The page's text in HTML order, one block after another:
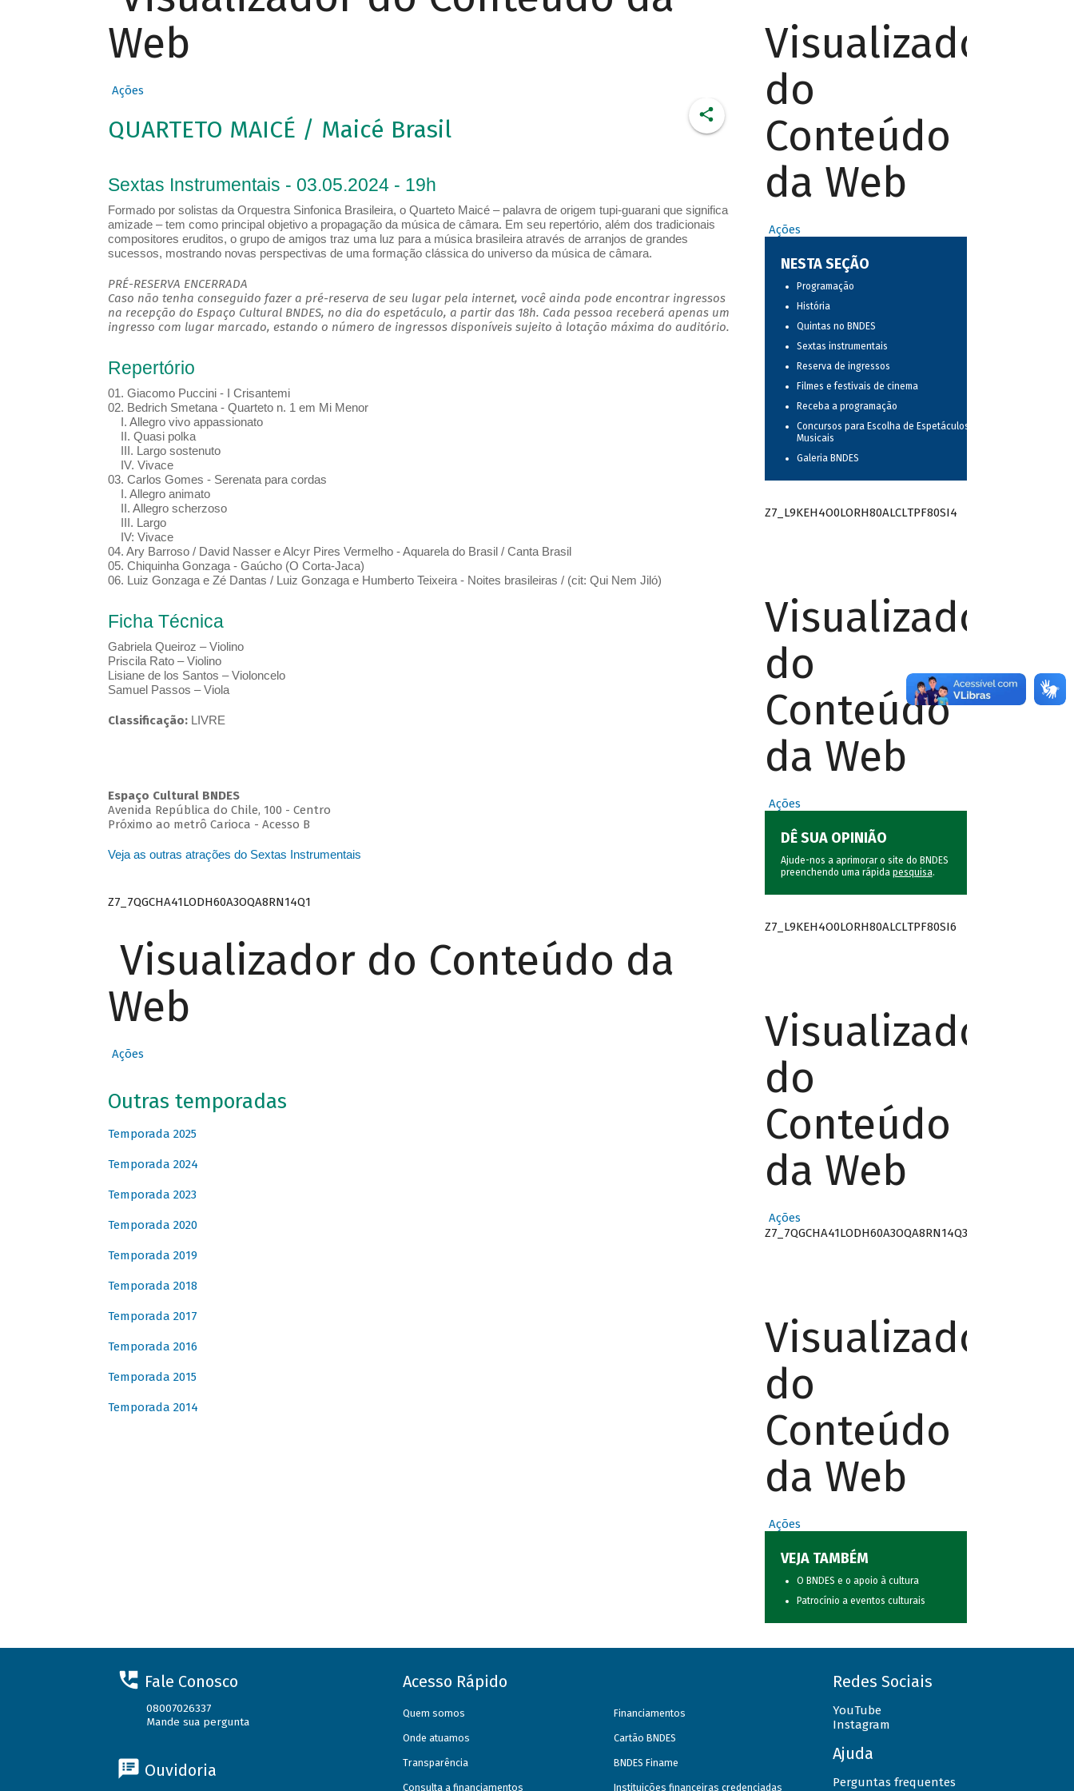
Web
Ações
QUARTETO MAICÉ / Maicé Brasil
Sextas Instrumentais - 03.05.2024 - 19h
Formado por solistas da Orquestra Sinfonica Brasileira, o Quarteto Maicé – palavra de origem tupi-guarani que significa
amizade – tem como principal objetivo a propagação da música de câmara. Em seu repertório, além dos tradicionais
compositores eruditos, o grupo de amigos traz uma luz para a música brasileira através de arranjos de grandes
sucessos, mostrando novas perspectivas de uma formação clássica do universo da música de câmara.
PRÉ-RESERVA ENCERRADA
Caso não tenha conseguido fazer a pré-reserva de seu lugar pela internet, você ainda pode encontrar ingressos
na recepção do Espaço Cultural BNDES, no dia do espetáculo, a partir das 18h. Cada pessoa receberá apenas um
ingresso com lugar marcado, estando o número de ingressos disponíveis sujeito à lotação máxima do auditório.
Repertório
01. Giacomo Puccini - I Crisantemi
02. Bedrich Smetana - Quarteto n. 1 em Mi Menor
I. Allegro vivo appassionato
II. Quasi polka
III. Largo sostenuto
IV. Vivace
03. Carlos Gomes - Serenata para cordas
I. Allegro animato
II. Allegro scherzoso
III. Largo
IV: Vivace
04. Ary Barroso / David Nasser e Alcyr Pires Vermelho - Aquarela do Brasil / Canta Brasil
05. Chiquinha Gonzaga - Gaúcho (O Corta-Jaca)
06. Luiz Gonzaga e Zé Dantas / Luiz Gonzaga e Humberto Teixeira - Noites brasileiras / (cit: Qui Nem Jiló)
Ficha Técnica
Gabriela Queiroz – Violino
Priscila Rato – Violino
Lisiane de los Santos – Violoncelo
Samuel Passos – Viola
Classificação: LIVRE
Espaço Cultural BNDES
Avenida República do Chile, 100 - Centro
Próximo ao metrô Carioca - Acesso B
Veja as outras atrações do Sextas Instrumentais
Z7_7QGCHA41LODH60A3OQA8RN14Q1
Visualizador do Conteúdo da
Web
Ações
Outras temporadas
Temporada 2025
Temporada 2024
Temporada 2023
Temporada 2020
Temporada 2019
Temporada 2018
Temporada 2017
Temporada 2016
Temporada 2015
Temporada 2014
Visualizador
do
Conteúdo
da Web
Ações
NESTA SEÇÃO
Programação
História
Quintas no BNDES
Sextas instrumentais
Reserva de ingressos
Filmes e festivais de cinema
Receba a programação
Concursos para Escolha de Espetáculos
Musicais
Galeria BNDES
Z7_L9KEH4O0LORH80ALCLTPF80SI4
Visualizador
do
Conteúdo
da Web
Ações
DÊ SUA OPINIÃO
Ajude-nos a aprimorar o site do BNDES
preenchendo uma rápida pesquisa.
Z7_L9KEH4O0LORH80ALCLTPF80SI6
Visualizador
do
Conteúdo
da Web
Ações
Z7_7QGCHA41LODH60A3OQA8RN14Q3
Visualizador
do
Conteúdo
da Web
Ações
VEJA TAMBÉM
O BNDES e o apoio à cultura
Patrocínio a eventos culturais
Fale Conosco
08007026337
Mande sua pergunta
Ouvidoria
Acesso Rápido
Quem somos
Onde atuamos
Transparência
Consulta a financiamentos
Financiamentos
Cartão BNDES
BNDES Finame
Instituições financeiras credenciadas
Redes Sociais
YouTube
Instagram
Ajuda
Perguntas frequentes